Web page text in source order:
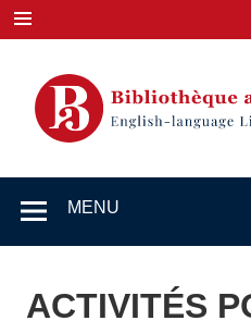
content
MENU
ACTIVITÉS